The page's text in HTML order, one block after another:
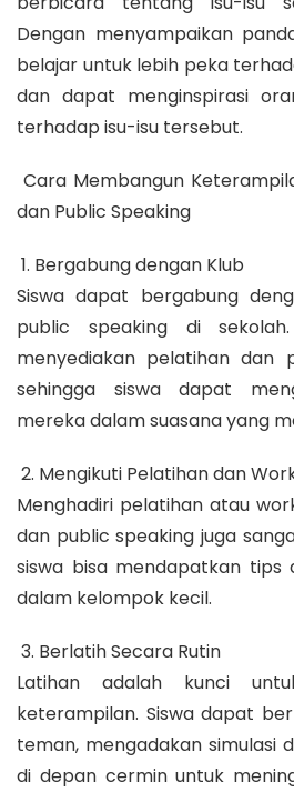
Dengan menyampaikan
belajar untuk lebih peka
dan dapat menginspirasi
terhadap isu-isu tersebut.
Cara Membangun
dan Public Speaking
1. Bergabung dengan Klub
Siswa dapat bergabung
public speaking di
menyediakan pelatihan dan
sehingga siswa dapat
mereka dalam suasana yang
2. Mengikuti Pelatihan dan
Menghadiri pelatihan atau
dan public speaking juga
siswa bisa mendapatkan
dalam kelompok kecil.
3. Berlatih Secara Rutin
Latihan adalah kunci
keterampilan. Siswa dapat
teman, mengadakan simulasi
di depan cermin untuk